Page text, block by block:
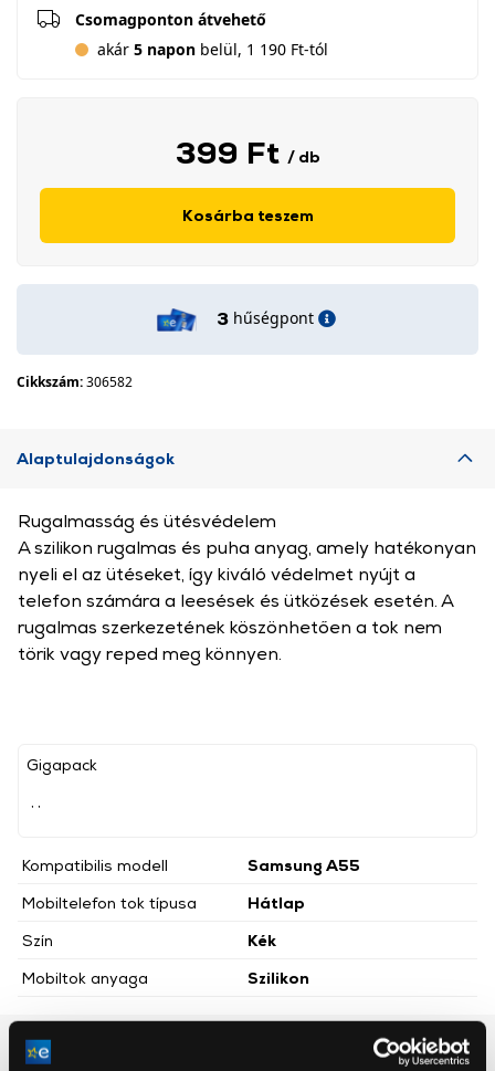
Csomagponton átvehető
akár 5 napon belül, 1 190 Ft-tól
399 Ft / db
Kosárba teszem
3 hűségpont
Cikkszám:306582
Alaptulajdonságok
Gigapack
Kompatibilis modell
Samsung A55
Mobiltelefon tok típusa
Hátlap
Szín
Kék
Mobiltok anyaga
Szilikon
Rugalmasság és ütésvédelem
A szilikon rugalmas és puha anyag, amely hatékonyan
nyeli el az ütéseket, így kiváló védelmet nyújt a
telefon számára a leesések és ütközések esetén. A
rugalmas szerkezetének köszönhetően a tok nem
törik vagy reped meg könnyen.
Részletes ismertető